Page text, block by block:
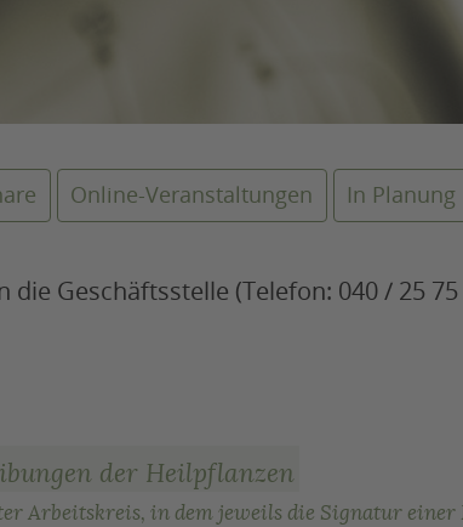
Online-Veranstaltungen In Planung
Geschäftsstelle (Telefon: 040 / 25 75
der Heilpflanzen
Arbeitskreis, in dem jeweils die Signatur einer